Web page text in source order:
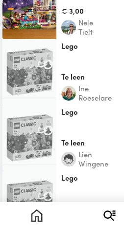
bouwset van Lego F
€ 3,00
Nele
Tielt
Lego
Te leen
Ine
Roeselare
Lego
Te leen
Lien
Wingene
lego
Hannelore